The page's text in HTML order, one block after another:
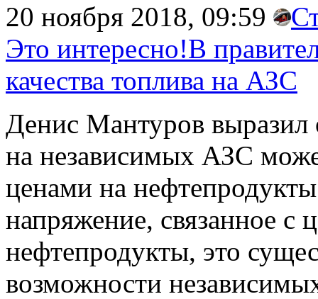
20 ноября 2018, 09:59
Это интересно!В
качества топлива на АЗС
Денис Мантуров выразил
на независимых АЗС
ценами на
напряжение, связанное с
нефтепродукты, это
возможности